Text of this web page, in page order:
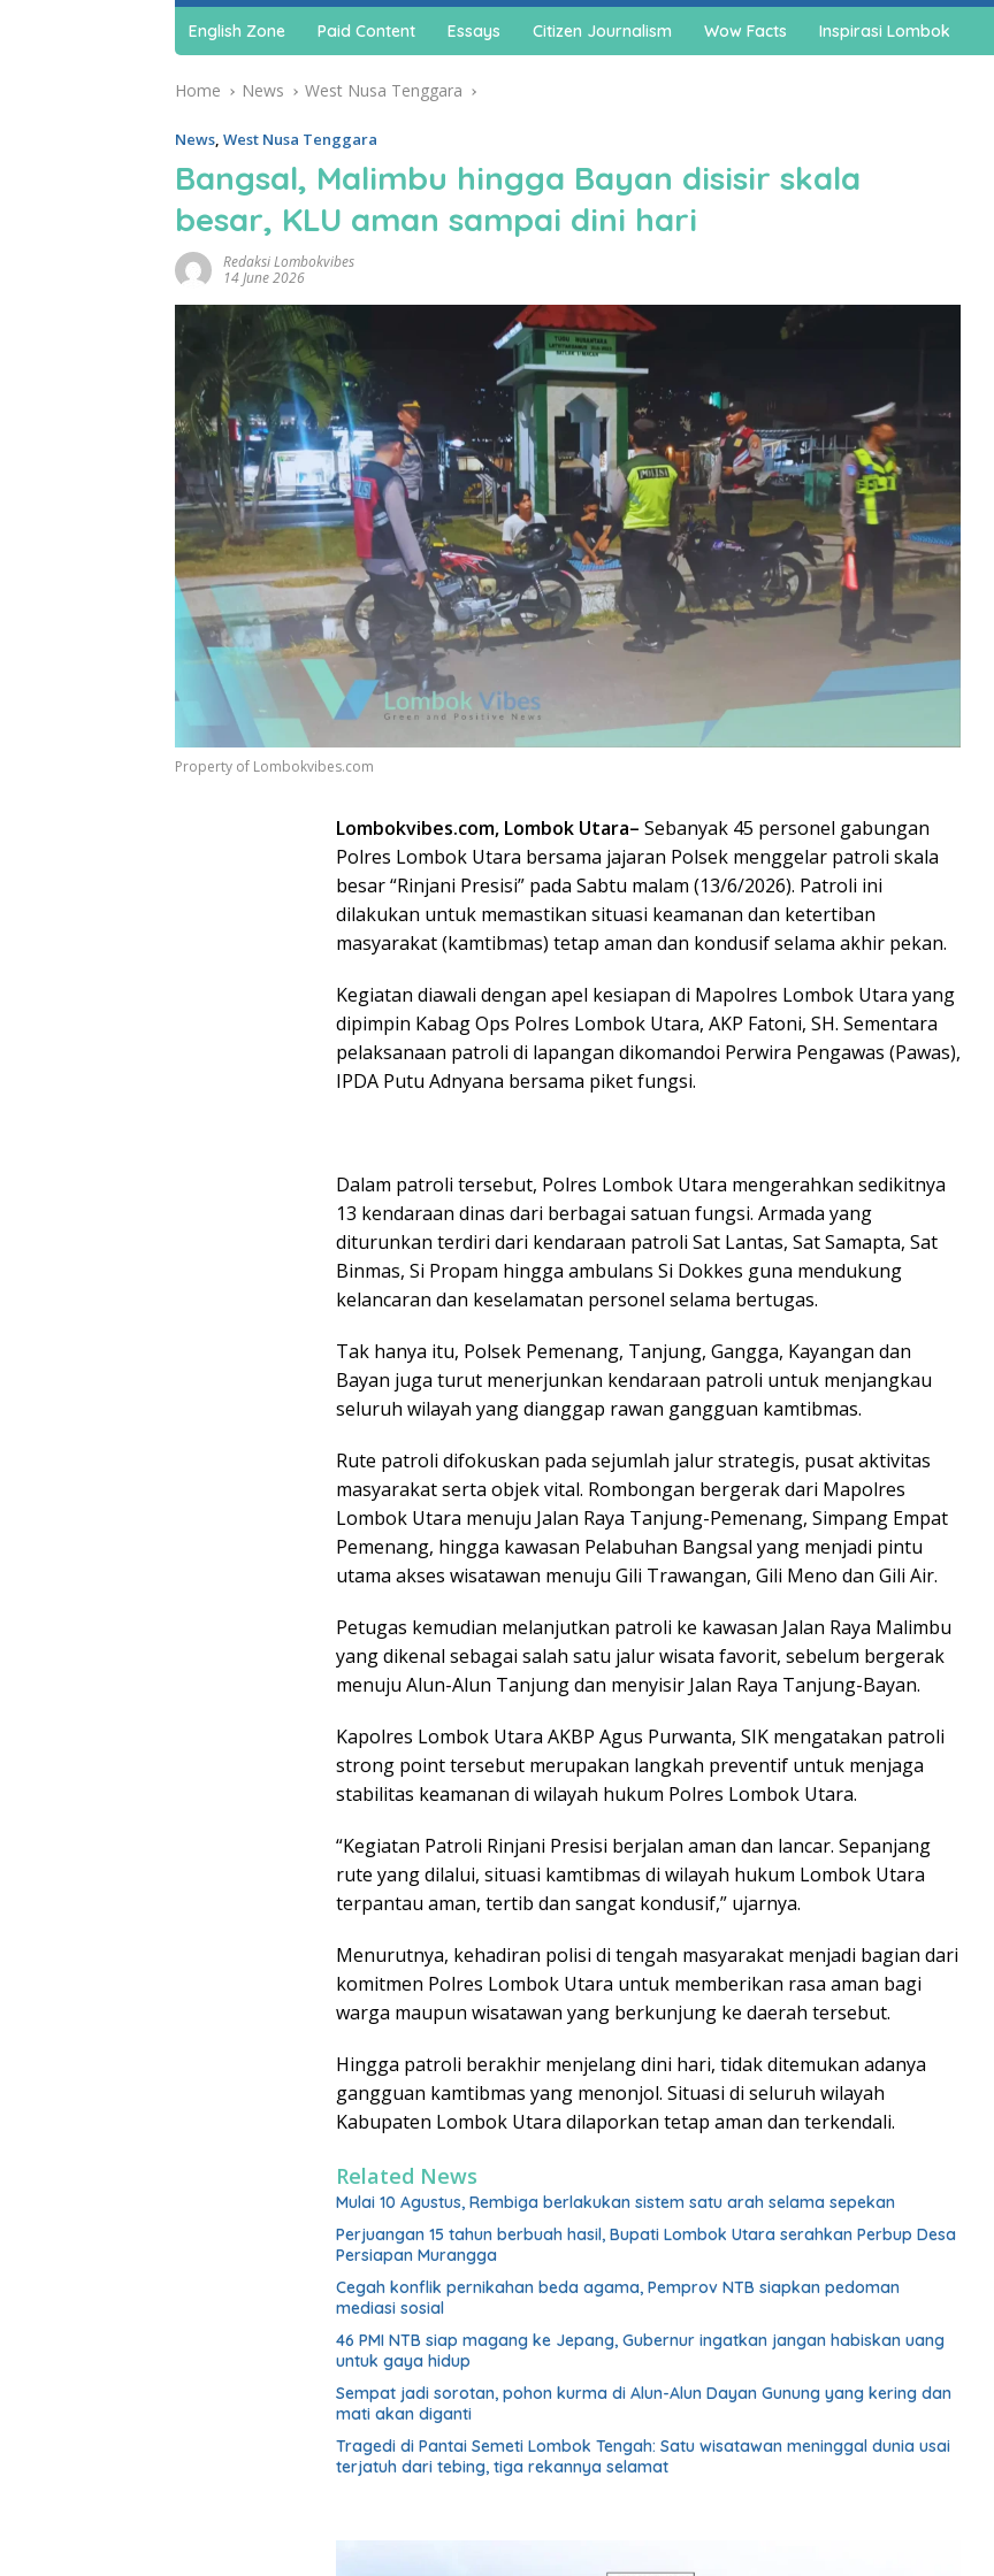
English Zone Paid Content Essays Citizen Journalism Wow Facts Inspirasi Lombok
Home News West Nusa Tenggara
News, West Nusa Tenggara
Bangsal, Malimbu hingga Bayan disisir skala
besar, KLU aman sampai dini hari
Redaksi Lombokvibes
14 June 2026
Property of Lombokvibes.com
Lombokvibes.com, Lombok Utara– Sebanyak 45 personel gabungan
Polres Lombok Utara bersama jajaran Polsek menggelar patroli skala
besar “Rinjani Presisi” pada Sabtu malam (13/6/2026). Patroli ini
dilakukan untuk memastikan situasi keamanan dan ketertiban
masyarakat (kamtibmas) tetap aman dan kondusif selama akhir pekan.
Kegiatan diawali dengan apel kesiapan di Mapolres Lombok Utara yang
dipimpin Kabag Ops Polres Lombok Utara, AKP Fatoni, SH. Sementara
pelaksanaan patroli di lapangan dikomandoi Perwira Pengawas (Pawas),
IPDA Putu Adnyana bersama piket fungsi.
Dalam patroli tersebut, Polres Lombok Utara mengerahkan sedikitnya
13 kendaraan dinas dari berbagai satuan fungsi. Armada yang
diturunkan terdiri dari kendaraan patroli Sat Lantas, Sat Samapta, Sat
Binmas, Si Propam hingga ambulans Si Dokkes guna mendukung
kelancaran dan keselamatan personel selama bertugas.
Tak hanya itu, Polsek Pemenang, Tanjung, Gangga, Kayangan dan
Bayan juga turut menerjunkan kendaraan patroli untuk menjangkau
seluruh wilayah yang dianggap rawan gangguan kamtibmas.
Rute patroli difokuskan pada sejumlah jalur strategis, pusat aktivitas
masyarakat serta objek vital. Rombongan bergerak dari Mapolres
Lombok Utara menuju Jalan Raya Tanjung-Pemenang, Simpang Empat
Pemenang, hingga kawasan Pelabuhan Bangsal yang menjadi pintu
utama akses wisatawan menuju Gili Trawangan, Gili Meno dan Gili Air.
Petugas kemudian melanjutkan patroli ke kawasan Jalan Raya Malimbu
yang dikenal sebagai salah satu jalur wisata favorit, sebelum bergerak
menuju Alun-Alun Tanjung dan menyisir Jalan Raya Tanjung-Bayan.
Kapolres Lombok Utara AKBP Agus Purwanta, SIK mengatakan patroli
strong point tersebut merupakan langkah preventif untuk menjaga
stabilitas keamanan di wilayah hukum Polres Lombok Utara.
“Kegiatan Patroli Rinjani Presisi berjalan aman dan lancar. Sepanjang
rute yang dilalui, situasi kamtibmas di wilayah hukum Lombok Utara
terpantau aman, tertib dan sangat kondusif,” ujarnya.
Menurutnya, kehadiran polisi di tengah masyarakat menjadi bagian dari
komitmen Polres Lombok Utara untuk memberikan rasa aman bagi
warga maupun wisatawan yang berkunjung ke daerah tersebut.
Hingga patroli berakhir menjelang dini hari, tidak ditemukan adanya
gangguan kamtibmas yang menonjol. Situasi di seluruh wilayah
Kabupaten Lombok Utara dilaporkan tetap aman dan terkendali.
Related News
Mulai 10 Agustus, Rembiga berlakukan sistem satu arah selama sepekan
Perjuangan 15 tahun berbuah hasil, Bupati Lombok Utara serahkan Perbup Desa
Persiapan Murangga
Cegah konflik pernikahan beda agama, Pemprov NTB siapkan pedoman
mediasi sosial
46 PMI NTB siap magang ke Jepang, Gubernur ingatkan jangan habiskan uang
untuk gaya hidup
Sempat jadi sorotan, pohon kurma di Alun-Alun Dayan Gunung yang kering dan
mati akan diganti
Tragedi di Pantai Semeti Lombok Tengah: Satu wisatawan meninggal dunia usai
terjatuh dari tebing, tiga rekannya selamat